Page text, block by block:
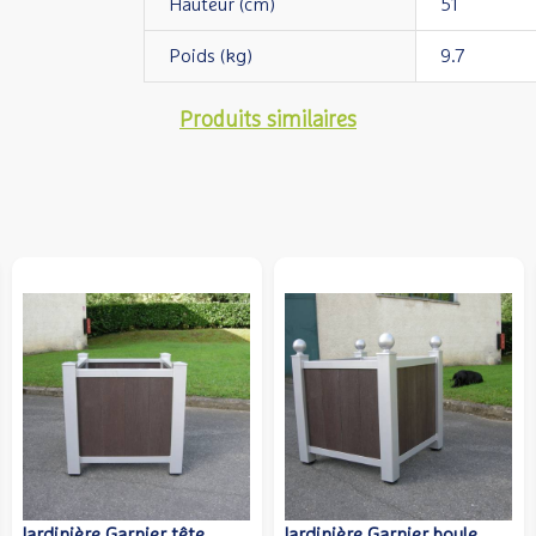
Hauteur (cm) 51
Poids (kg) 9.7
Produits similaires